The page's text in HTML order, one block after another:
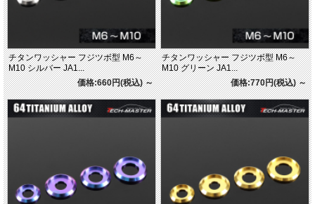
チタンワッシャー フジツボ型 M6～
M10 シルバー JA1...
価格:660円(税込)～
チタンワッシャー フジツボ型 M6～
M10 グリーン JA1...
価格:770円(税込)～